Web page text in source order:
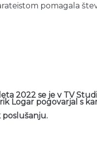
pomagala
2022 se je v TV
Logar pogovarjal s
poslušanju.